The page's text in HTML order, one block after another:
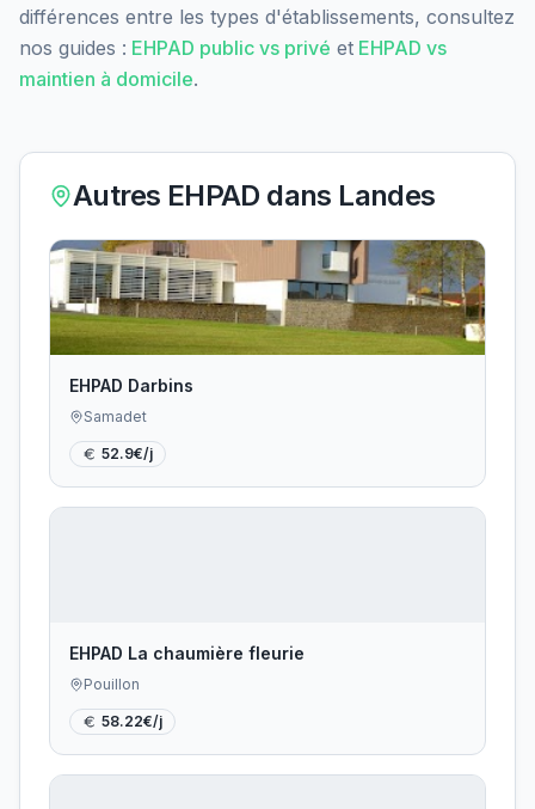
différences entre les types d'établissements, consultez
nos guides : EHPAD public vs privé et EHPAD vs
maintien à domicile.
Autres EHPAD dans Landes
EHPAD Darbins
Samadet
52.9€/j
EHPAD La chaumière fleurie
Pouillon
58.22€/j